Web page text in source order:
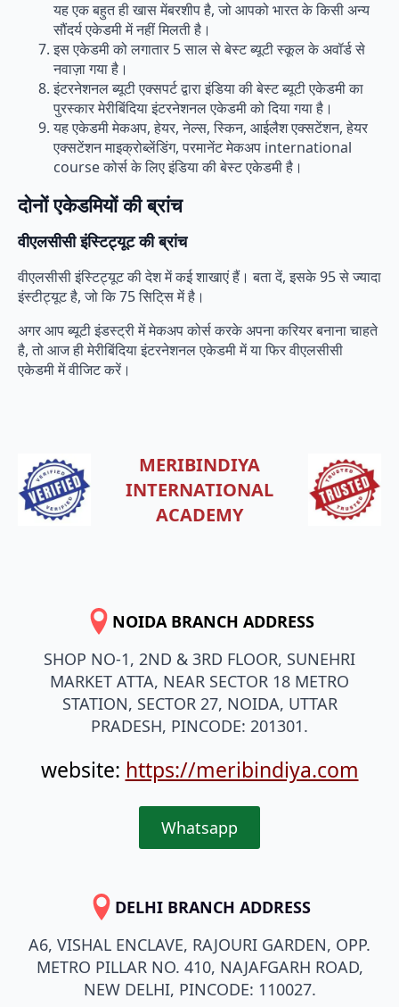
यह एक बहुत ही खास मेंबरशीप है, जो आपको भारत के किसी अन्य
सौंदर्य एकेडमी में नहीं मिलती है।
इस एकेडमी को लगातार 5 साल से बेस्ट ब्यूटी स्कूल के अवॉर्ड से
नवाज़ा गया है।
इंटरनेशनल ब्यूटी एक्सपर्ट द्वारा इंडिया की बेस्ट ब्यूटी एकेडमी का
पुरस्कार मेरीबिंदिया इंटरनेशनल एकेडमी को दिया गया है।
यह एकेडमी मेकअप, हेयर, नेल्स, स्किन, आईलैश एक्सटेंशन, हेयर
एक्सटेंशन माइक्रोब्लेंडिंग, परमानेंट मेकअप international
course कोर्स के लिए इंडिया की बेस्ट एकेडमी है।
दोनों एकेडमियों की ब्रांच
वीएलसीसी इंस्टिट्यूट की ब्रांच
वीएलसीसी इंस्टिट्यूट की देश में कई शाखाएं हैं। बता दें, इसके 95 से ज्यादा
इंस्टीट्यूट है, जो कि 75 सिटि्स में है।
अगर आप ब्यूटी इंडस्ट्री में मेकअप कोर्स करके अपना करियर बनाना चाहते
है, तो आज ही मेरीबिंदिया इंटरनेशनल एकेडमी में या फिर वीएलसीसी
एकेडमी में वीजिट करें।
MERIBINDIYA
INTERNATIONAL
ACADEMY
NOIDA BRANCH ADDRESS
SHOP NO-1, 2ND & 3RD FLOOR, SUNEHRI
MARKET ATTA, NEAR SECTOR 18 METRO
STATION, SECTOR 27, NOIDA, UTTAR
PRADESH, PINCODE: 201301.
website: https://meribindiya.com
Whatsapp
DELHI BRANCH ADDRESS
A6, VISHAL ENCLAVE, RAJOURI GARDEN, OPP.
METRO PILLAR NO. 410, NAJAFGARH ROAD,
NEW DELHI, PINCODE: 110027.